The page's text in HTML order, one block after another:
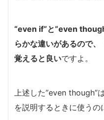
“even if”と”even
らかな違いがあるので
覚えると良いですよ。
上述した”even though”
を説明するときに使うの